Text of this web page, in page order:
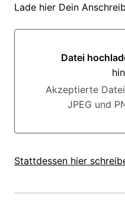
Lade hier Dein
Datei
Datei hochladen
Akzeptierte
JPEG und
Stattdessen hier